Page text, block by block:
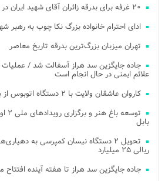
۲۰ غرفه برای بدرقه زائران آقای شهید ایران در مسیر طریق الرضا برپا شد
ادای احترام خانواده بزرگ نکا چوب به رهبر
تهران میزبان بزرگ‌ترین بدرقه تاریخ معاصر
جاده جایگزین سد هراز آسفالت شد /
علائم ایمنی در حال انجام است
کاروان عاشقان ولایت با ۲ دستگاه اتوبوس از بلده راهی تهران شد
بابل
تحویل ۲ دستگاه نیسان کمپرسی به
ریالی ۲۵ میلیارد
جاده جایگزین سد هراز تا هفته آینده